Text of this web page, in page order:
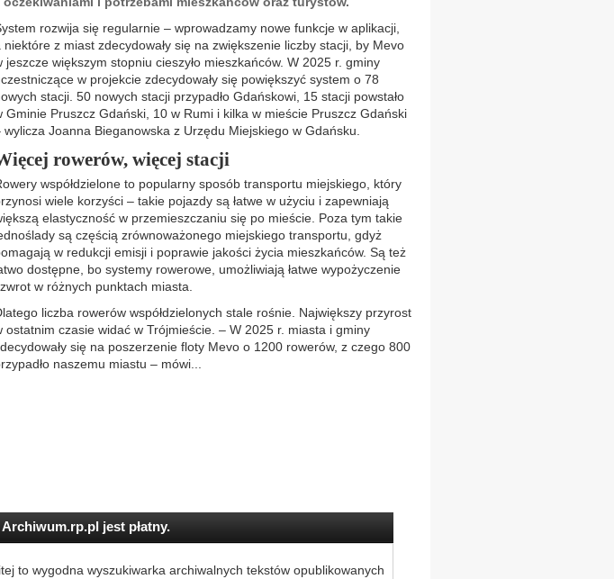
rozwija się regularnie – wprowadzamy nowe funkcje w aplikacji,
niektóre z miast zdecydowały się na zwiększenie liczby stacji, by Mevo
jeszcze większym stopniu cieszyło mieszkańców. W 2025 r. gminy
w projekcie zdecydowały się powiększyć system o 78
stacji. 50 nowych stacji przypadło Gdańskowi, 15 stacji powstało
Gminie Pruszcz Gdański, 10 w Rumi i kilka w mieście Pruszcz Gdański
wylicza Joanna Bieganowska z Urzędu Miejskiego w Gdańsku.
rowerów, więcej stacji
współdzielone to popularny sposób transportu miejskiego, który
wiele korzyści – takie pojazdy są łatwe w użyciu i zapewniają
elastyczność w przemieszczaniu się po mieście. Poza tym takie
są częścią zrównoważonego miejskiego transportu, gdyż
w redukcji emisji i poprawie jakości życia mieszkańców. Są też
dostępne, bo systemy rowerowe, umożliwiają łatwe wypożyczenie
w różnych punktach miasta.
liczba rowerów współdzielonych stale rośnie. Największy przyrost
ostatnim czasie widać w Trójmieście. – W 2025 r. miasta i gminy
się na poszerzenie floty Mevo o 1200 rowerów, z czego 800
naszemu miastu – mówi...
jest płatny.
to wygodna wyszukiwarka archiwalnych tekstów opublikowanych